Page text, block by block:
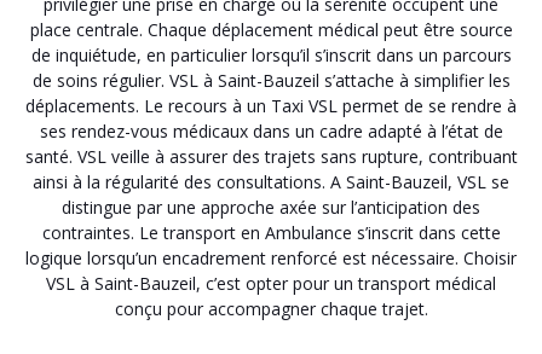
place centrale. Chaque déplacement médical peut être source
de inquiétude, en particulier lorsqu’il s’inscrit dans un parcours
de soins régulier. VSL à Saint-Bauzeil s’attache à simplifier les
déplacements. Le recours à un Taxi VSL permet de se rendre à
ses rendez-vous médicaux dans un cadre adapté à l’état de
santé. VSL veille à assurer des trajets sans rupture, contribuant
ainsi à la régularité des consultations. A Saint-Bauzeil, VSL se
distingue par une approche axée sur l’anticipation des
contraintes. Le transport en Ambulance s’inscrit dans cette
logique lorsqu’un encadrement renforcé est nécessaire. Choisir
VSL à Saint-Bauzeil, c’est opter pour un transport médical
conçu pour accompagner chaque trajet.